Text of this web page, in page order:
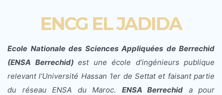
ENCG EL JADIDA
Ecole Nationale des Sciences Appliquées de Berrechid
(ENSA Berrechid) est une école d’ingénieurs publique
relevant l’Université Hassan 1er de Settatet faisant partie
du réseau ENSA du Maroc. ENSA Berrechid a pour